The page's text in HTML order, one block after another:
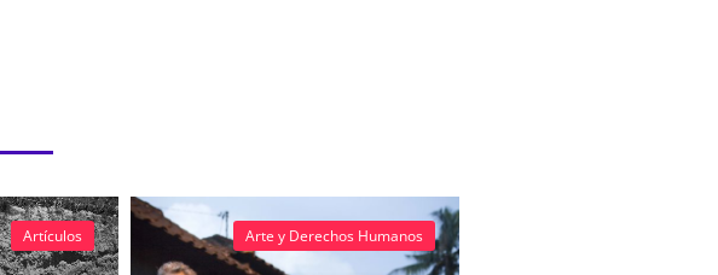
Artículos Arte y Derechos Humanos